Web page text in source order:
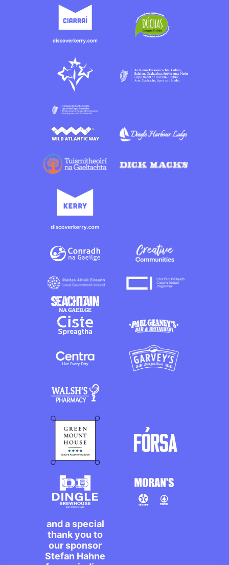
and a special
thank you to
our sponsor
Stefan Hahne